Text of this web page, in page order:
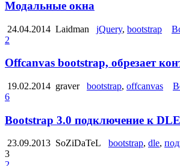
Модальные окна
24.04.2014 Laidman jQuery, bootstrap
2
Offcanvas bootstrap, обрезает
19.02.2014 graver bootstrap, offcanvas
6
Bootstrap 3.0 подключение к DLE
23.09.2013 SoZiDaTeL bootstrap, dle,
3